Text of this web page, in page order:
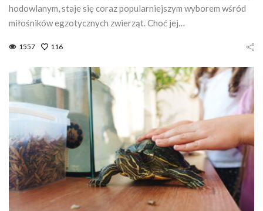
hodowlanym, staje się coraz popularniejszym wyborem wśród
miłośników egzotycznych zwierząt. Choć jej…
1557 116